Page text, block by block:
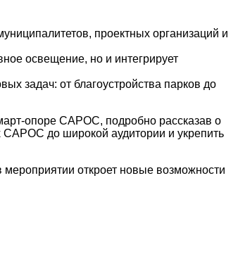
проектных организаций и
освещение, но и интегрирует
задач: от благоустройства парков до
САРОС, подробно рассказав о
САРОС до широкой аудитории и укрепить
откроет новые возможности